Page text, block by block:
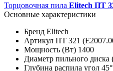
Торцовочная пила Elitech ПТ
Основные характеристики
Бренд Elitech
Артикул ПТ 321
Мощность (Вт) 1400
Диаметр пильного диска
Глубина распила угол